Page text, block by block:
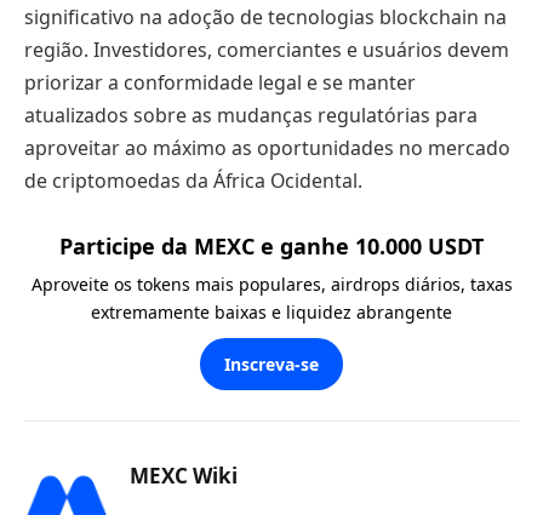
significativo na adoção de tecnologias blockchain na
região. Investidores, comerciantes e usuários devem
priorizar a conformidade legal e se manter
atualizados sobre as mudanças regulatórias para
aproveitar ao máximo as oportunidades no mercado
de criptomoedas da África Ocidental.
Participe da MEXC e ganhe 10.000 USDT
Aproveite os tokens mais populares, airdrops diários, taxas
extremamente baixas e liquidez abrangente
Inscreva-se
MEXC Wiki